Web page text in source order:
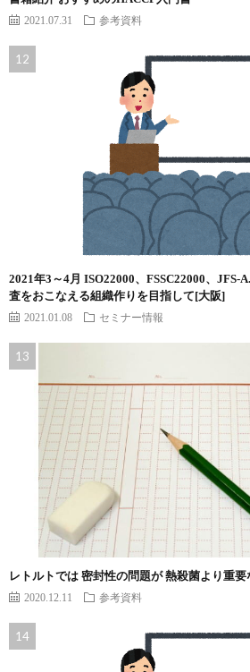
2021.07.31 参考資料
2021年3～4月 ISO22000、FSSC22000、JFS-
査をおこなえる組織作りを目指して[大阪]
2021.01.08 セミナー情報
レトルトでは 密封性の問題が 熱殺菌より重要
2020.12.11 参考資料